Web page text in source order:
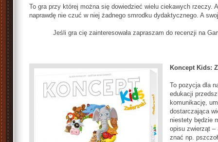
To gra przy której można się dowiedzieć wielu ciekawych rzeczy.
naprawdę nie czuć w niej żadnego smrodku dydaktycznego. A
Jeśli gra cię zainteresowała zapraszam do recenzji na
Koncept Kids:
To pozycja dla
edukacji
komunikację,
dostarczająca
niestety będzie
opisu zwierząt –
znać np.